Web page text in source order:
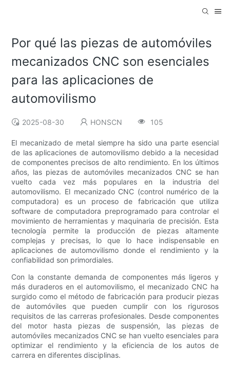
Por qué las piezas de automóviles
mecanizados CNC son esenciales
para las aplicaciones de
automovilismo
2025-08-30 HONSCN 105
El mecanizado de metal siempre ha sido una parte esencial
de las aplicaciones de automovilismo debido a la necesidad
de componentes precisos de alto rendimiento. En los últimos
años, las piezas de automóviles mecanizados CNC se han
vuelto cada vez más populares en la industria del
automovilismo. El mecanizado CNC (control numérico de la
computadora) es un proceso de fabricación que utiliza
software de computadora preprogramado para controlar el
movimiento de herramientas y maquinaria de precisión. Esta
tecnología permite la producción de piezas altamente
complejas y precisas, lo que lo hace indispensable en
aplicaciones de automovilismo donde el rendimiento y la
confiabilidad son primordiales.
Con la constante demanda de componentes más ligeros y
más duraderos en el automovilismo, el mecanizado CNC ha
surgido como el método de fabricación para producir piezas
de automóviles que pueden cumplir con los rigurosos
requisitos de las carreras profesionales. Desde componentes
del motor hasta piezas de suspensión, las piezas de
automóviles mecanizados CNC se han vuelto esenciales para
optimizar el rendimiento y la eficiencia de los autos de
carrera en diferentes disciplinas.